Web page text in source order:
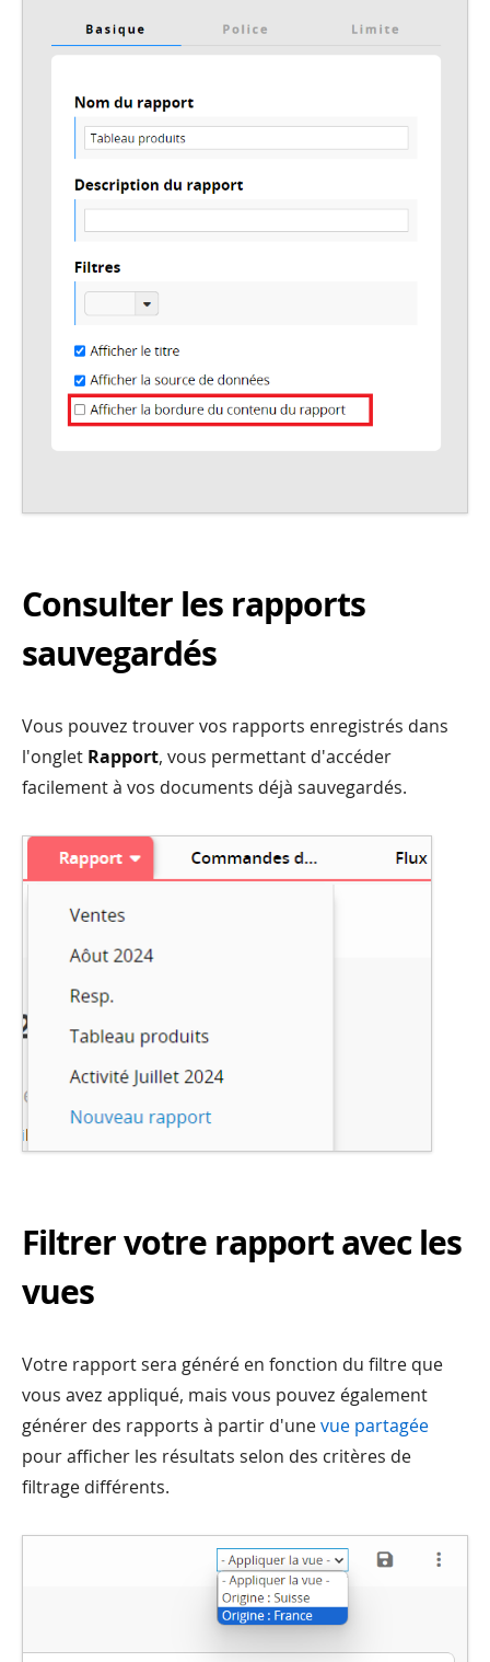
Consulter les rapports
sauvegardés
Vous pouvez trouver vos rapports enregistrés dans
l'onglet Rapport, vous permettant d'accéder
facilement à vos documents déjà sauvegardés.
Filtrer votre rapport avec les
vues
Votre rapport sera généré en fonction du filtre que
vous avez appliqué, mais vous pouvez également
générer des rapports à partir d'unevue partagée
pour afficher les résultats selon des critères de
filtrage différents.